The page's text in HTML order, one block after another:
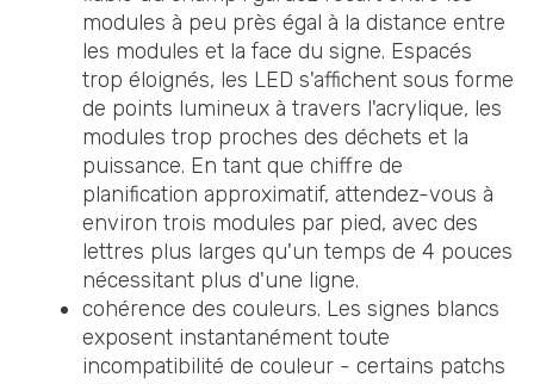
modules à peu près égal à la distance entre
les modules et la face du signe. Espacés
trop éloignés, les LED s'affichent sous forme
de points lumineux à travers l'acrylique, les
modules trop proches des déchets et la
puissance. En tant que chiffre de
planification approximatif, attendez-vous à
environ trois modules par pied, avec des
lettres plus larges qu'un temps de 4 pouces
nécessitant plus d'une ligne.
cohérence des couleurs. Les signes blancs
exposent instantanément toute
incompatibilité de couleur - certains patchs